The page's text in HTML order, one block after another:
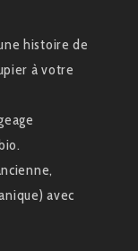
histoire de
à votre
avec